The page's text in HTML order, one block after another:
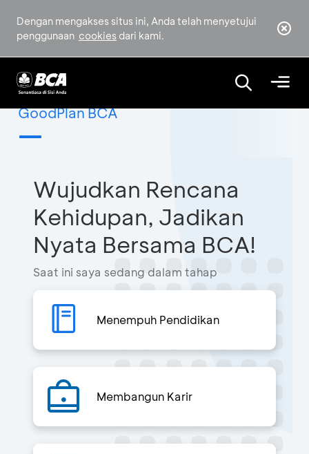
Dengan mengakses situs ini, Anda telah menyetujui
penggunaan cookies dari kami.
GoodPlan BCA
Wujudkan Rencana
Kehidupan, Jadikan
Nyata Bersama BCA!
Saat ini saya sedang dalam tahap
Menempuh Pendidikan
Membangun Karir